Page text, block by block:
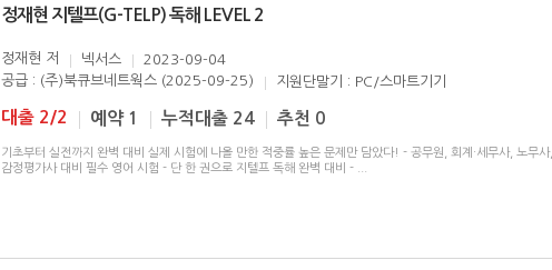
정재현 지텔프(G-TELP) 독해 LEVEL 2
정재현 저 넥서스
2023-09-04
공급 : (주)북큐브네트웍스 (2025-09-25)
지원단말기 : PC/스마트기기
대출 2/2 예약 1 누적대출 24 추천 0
기초부터 실전까지 완벽 대비 실제 시험에 나올 만한 적중률 높은 문제만 담았다! - 공무원, 회계·세무사, 노무사,
감정평가사 대비 필수 영어 시험 - 단 한 권으로 지텔프 독해 완벽 대비 -